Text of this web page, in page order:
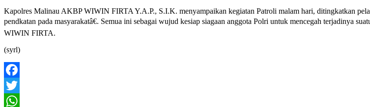
Kapolres Malinau AKBP WIWIN FIRTA Y.A.P., S.I.K. menyampaikan kegiatan Patroli malam hari, ditingkatkan
pendkatan pada masyarakatâ€. Semua ini sebagai wujud kesiap siagaan anggota Polri untuk mencegah terjadinya
WIWIN FIRTA.
(syrl)
Facebook
Twitter